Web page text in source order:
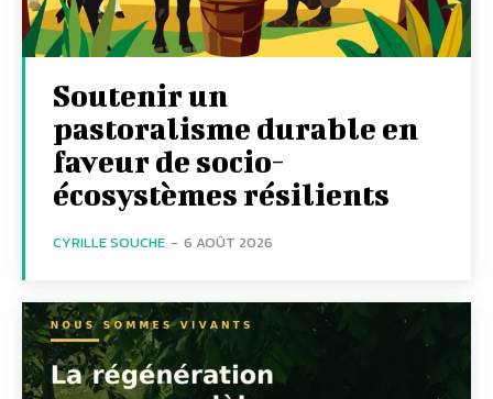
Soutenir un
pastoralisme durable en
faveur de socio-
écosystèmes résilients
CYRILLE SOUCHE - 6 AOÛT 2026